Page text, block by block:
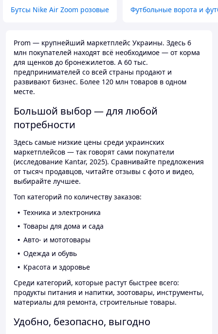
Бутсы Nike Air Zoom розовые Футбольные ворота и
Prom — крупнейший маркетплейс Украины. Здесь 6
млн покупателей находят всё необходимое — от корма
для щенков до бронежилетов. А 60 тыс.
предпринимателей со всей страны продают и
развивают бизнес. Более 120 млн товаров в одном
месте.
Большой выбор — для любой
потребности
Здесь самые низкие цены среди украинских
маркетплейсов — так говорят сами покупатели
(исследование Kantar, 2025). Сравнивайте предложения
от тысяч продавцов, читайте отзывы с фото и видео,
выбирайте лучшее.
Топ категорий по количеству заказов:
Техника и электроника
Товары для дома и сада
Авто- и мототовары
Одежда и обувь
Красота и здоровье
Среди категорий, которые растут быстрее всего:
продукты питания и напитки, зоотовары, инструменты,
материалы для ремонта, строительные товары.
Удобно, безопасно, выгодно